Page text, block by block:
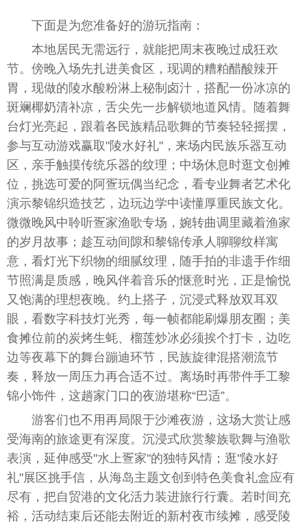
下面是为您准备好的游玩指南：
本地居民无需远行，就能把周末夜晚过成狂欢
节。傍晚入场先扎进美食区，现调的糟粕醋酸辣开
胃，现做的陵水酸粉淋上秘制卤汁，搭配一份冰凉的
斑斓椰奶清补凉，舌尖先一步解锁地道风情。随着舞
台灯光亮起，跟着各民族精品歌舞的节奏轻轻摇摆，
参与互动游戏赢取"陵水好礼"，来场内民族乐器互动
区，亲手触摸传统乐器的纹理；中场休息时逛文创摊
位，挑选可爱的阿疍玩偶当纪念 ，看专业舞者艺术化
演示黎锦织造技艺，边玩边学中读懂厚重民族文化。
微微晚风中聆听疍家渔歌专场，婉转曲调里藏着渔家
的岁月故事；趁互动间隙和黎锦传承人聊聊纹样寓
意，看灯光下织物的细腻纹理，随手拍的非遗手作细
节照满是质感，晚风伴着音乐的惬意时光，正是愉悦
又饱满的理想夜晚。约上搭子，沉浸式释放双耳双
眼，看数字科技灯光秀，每一帧都能刷爆朋友圈；美
食摊位前的炭烤生蚝、榴莲炒冰必须挨个打卡，边吃
边等夜幕下的舞台蹦迪环节，民族旋律混搭潮流节
奏，释放一周压力再合适不过。离场时再带件手工黎
锦小饰件，这趟家门口的夜游堪称“巴适”。
游客们也不用再局限于沙滩夜游，这场大赏让感
受海南的旅途更有深度。沉浸式欣赏黎族歌舞与渔歌
表演，延伸感受"水上疍家"的独特风情；逛"陵水好
礼"展区挑手信，从海岛主题文创到特色美食礼盒应有
尽有，把自贸港的文化活力装进旅行行囊。若时间充
裕，活动结束后还能去附近的新村夜市续摊，感受陵